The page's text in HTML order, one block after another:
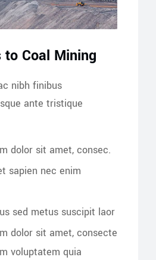
to Coal Mining
nibh finibus
ante tristique
dolor sit amet, consec.
sapien nec enim
sed metus suscipit laor
dolor sit amet, consecte
voluptatem quia